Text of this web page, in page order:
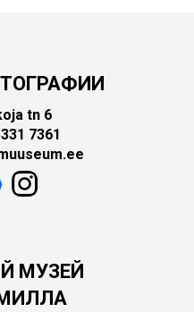
tn 6
7361
МУЗЕЙ